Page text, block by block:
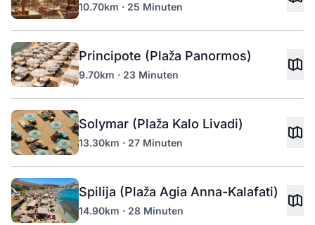
10.70km · 25 Minuten
Principote (Plaža Panormos)
9.70km · 23 Minuten
Solymar (Plaža Kalo Livadi)
13.30km · 27 Minuten
Spilija (Plaža Agia Anna-Kalafati)
14.90km · 28 Minuten